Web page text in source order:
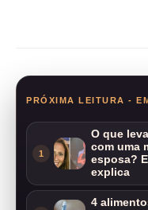
PRÓXIMA LEITURA -
1
O que
com uma
esposa?
explica
4